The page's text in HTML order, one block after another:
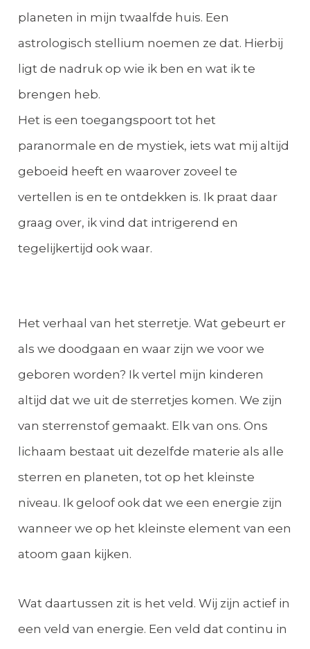
planeten in mijn twaalfde huis. Een
astrologisch stellium noemen ze dat. Hierbij
ligt de nadruk op wie ik ben en wat ik te
brengen heb.
Het is een toegangspoort tot het
paranormale en de mystiek, iets wat mij altijd
geboeid heeft en waarover zoveel te
vertellen is en te ontdekken is. Ik praat daar
graag over, ik vind dat intrigerend en
tegelijkertijd ook waar.
Het verhaal van het sterretje. Wat gebeurt er
als we doodgaan en waar zijn we voor we
geboren worden? Ik vertel mijn kinderen
altijd dat we uit de sterretjes komen. We zijn
van sterrenstof gemaakt. Elk van ons. Ons
lichaam bestaat uit dezelfde materie als alle
sterren en planeten, tot op het kleinste
niveau. Ik geloof ook dat we een energie zijn
wanneer we op het kleinste element van een
atoom gaan kijken.
Wat daartussen zit is het veld. Wij zijn actief in
een veld van energie. Een veld dat continu in